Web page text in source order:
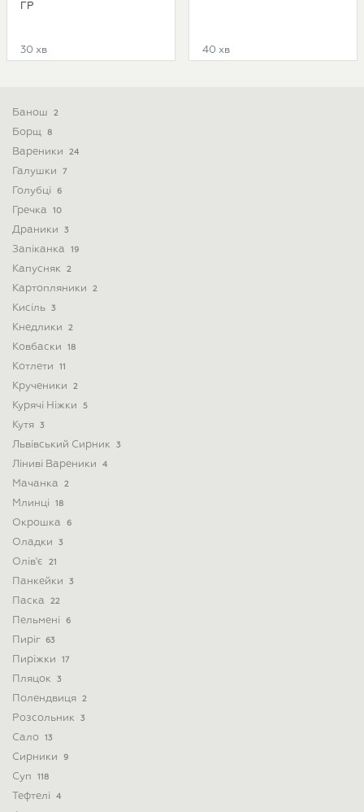
ГР
30 хв 40 хв
Банош 2
Борщ 8
Вареники 24
Галушки 7
Голубці 6
Гречка 10
Драники 3
Запіканка 19
Капусняк 2
Картопляники 2
Кисіль 3
Кнедлики 2
Ковбаски 18
Котлети 11
Крученики 2
Курячі Ніжки 5
Кутя 3
Львівський Сирник 3
Ліниві Вареники 4
Мачанка 2
Млинці 18
Окрошка 6
Оладки 3
Олів'є 21
Панкейки 3
Паска 22
Пельмені 6
Пиріг 63
Пиріжки 17
Пляцок 3
Полендвиця 2
Розсольник 3
Сало 13
Сирники 9
Суп 118
Тефтелі 4